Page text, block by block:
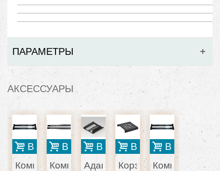
ПАРАМЕТРЫ
АКСЕССУАРЫ
В корзину
Комплект
В корзину
Комплект
В корзину
Адаптер
В корзину
Корзина
В корзину
Комплект